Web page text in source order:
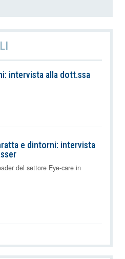
intervista alla dott.ssa
e dintorni: intervista
del settore Eye-care in